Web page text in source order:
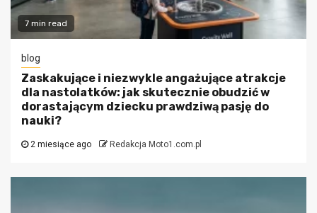
7 min read
blog
Zaskakujące i niezwykle angażujące atrakcje
dla nastolatków: jak skutecznie obudzić w
dorastającym dziecku prawdziwą pasję do
nauki?
2 miesiące ago Redakcja Moto1.com.pl